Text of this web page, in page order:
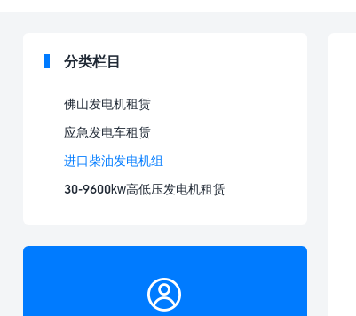
分类栏目
佛山发电机租赁
应急发电车租赁
进口柴油发电机组
30-9600kw高低压发电机租赁